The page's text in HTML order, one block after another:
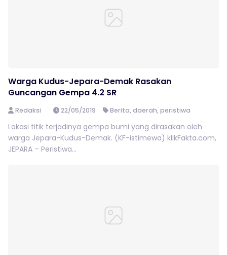
Warga Kudus-Jepara-Demak Rasakan
Guncangan Gempa 4.2 SR
Redaksi 22/05/2019 Berita,daerah,peristiwa
Lokasi titik terjadinya gempa bumi yang dirasakan oleh
warga Jepara-Kudus-Demak. (KF-istimewa) klikFakta.com,
JEPARA – Peristiwa...